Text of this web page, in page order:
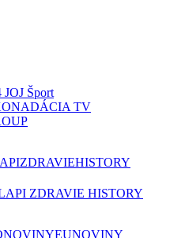
JOJ Šport
NADÁCIA TV
ZDRAVIEHISTORY
ZDRAVIE HISTORY
EUNOVINY